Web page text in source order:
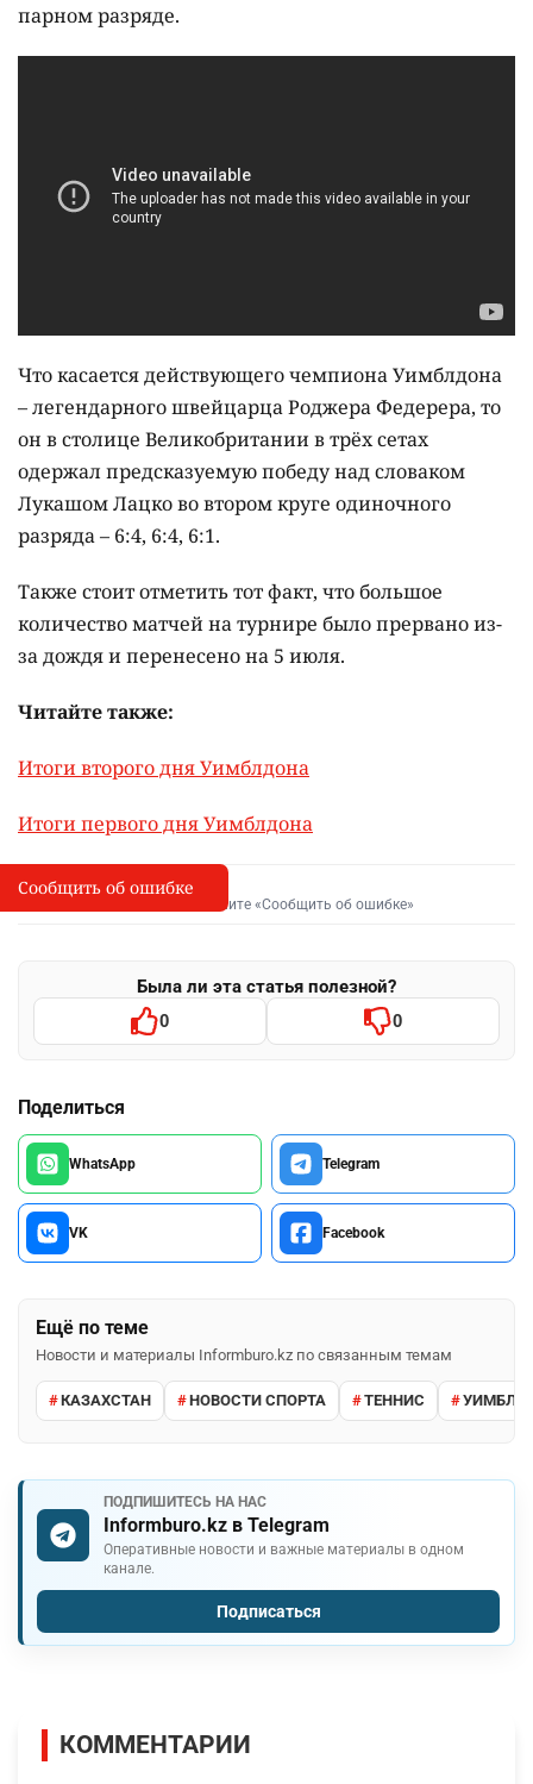
парном разряде.
Что касается действующего чемпиона Уимблдона
– легендарного швейцарца Роджера Федерера, то
он в столице Великобритании в трёх сетах
одержал предсказуемую победу над словаком
Лукашом Лацко во втором круге одиночного
разряда – 6:4, 6:4, 6:1.
Также стоит отметить тот факт, что большое
количество матчей на турнире было прервано из-
за дождя и перенесено на 5 июля.
Читайте также:
Итоги второго дня Уимблдона
Итоги первого дня Уимблдона
I
Сообщить об опечатке
Выделите фрагмент и нажмите «Сообщить об ошибке»
Была ли эта статья полезной?
0 0
Поделиться
WhatsApp Telegram
VK Facebook
Ещё по теме
Новости и материалы Informburo.kz по связанным темам
КАЗАХСТАН НОВОСТИ СПОРТА ТЕННИС
ПОДПИШИТЕСЬ НА НАС
Informburo.kz в Telegram
Оперативные новости и важные материалы в одном
канале.
Подписаться
Сообщить об ошибке
КОММЕНТАРИИ